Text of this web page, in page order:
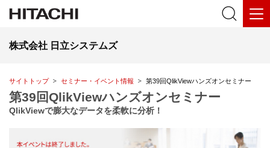
株式会社 日立システムズ
サイトトップ セミナー・イベント情報 第39回QlikViewハンズオンセミナー
第39回QlikViewハンズオンセミナー
QlikViewで膨大なデータを柔軟に分析！